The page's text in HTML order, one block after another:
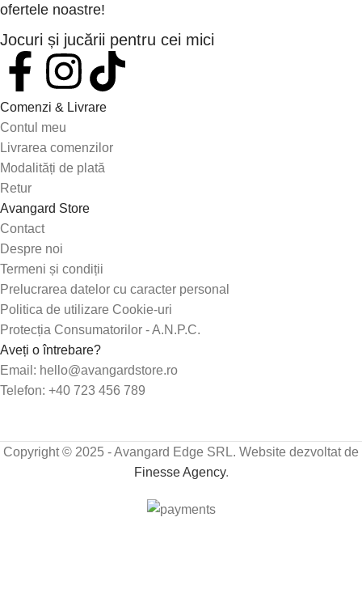
ofertele noastre!
Jocuri și jucării pentru cei mici
Comenzi & Livrare
Contul meu
Livrarea comenzilor
Modalități de plată
Retur
Avangard Store
Contact
Despre noi
Termeni și condiții
Prelucrarea datelor cu caracter personal
Politica de utilizare Cookie-uri
Protecția Consumatorilor - A.N.P.C.
Aveți o întrebare?
Email: hello@avangardstore.ro
Telefon: +40 723 456 789
Copyright © 2025 - Avangard Edge SRL. Website dezvoltat de
Finesse Agency.